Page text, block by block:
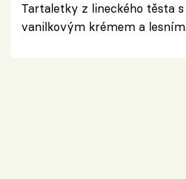
Tartaletky z lineckého těsta s
vanilkovým krémem a lesním